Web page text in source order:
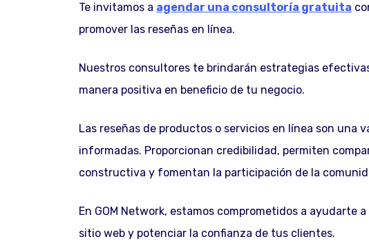
Te invitamos a agendar una consultoría gratuita
promover las reseñas en línea.
Nuestros consultores te brindarán estrategias
manera positiva en beneficio de tu negocio.
Las reseñas de productos o servicios en línea son una
informadas. Proporcionan credibilidad, permiten
constructiva y fomentan la participación de la
En GOM Network, estamos comprometidos a ayudarte
sitio web y potenciar la confianza de tus clientes.